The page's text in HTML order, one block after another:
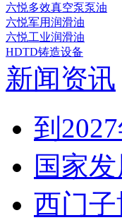
六悦多效真空泵泵油
六悦军用润滑油
六悦工业润滑油
HDTD铸造设备
新闻资讯
到
国家
西门子